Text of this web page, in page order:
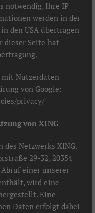
notwendig, Ihre IP
werden in der
den USA übertragen
dieser Seite hat
Nutzerdaten
von Google:
privacy/
von XING
Netzwerks XING.
29-32, 20354
einer unserer
wird eine
Eine
Daten erfolgt dabei